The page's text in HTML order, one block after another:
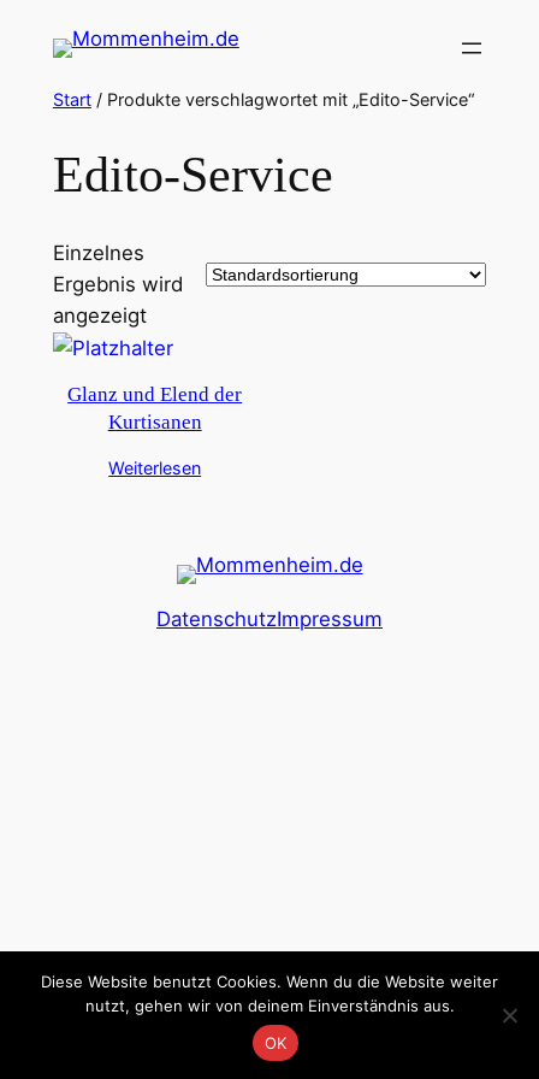
Inhalt
springen
Start/ Produkte verschlagwortet mit „Edito-Service“
Edito-Service
Einzelnes
Ergebnis wird
angezeigt
Glanz und Elend der
Kurtisanen
Weiterlesen
DatenschutzImpressum
Diese Website benutzt Cookies. Wenn du die Website weiter
nutzt, gehen wir von deinem Einverständnis aus.
OK